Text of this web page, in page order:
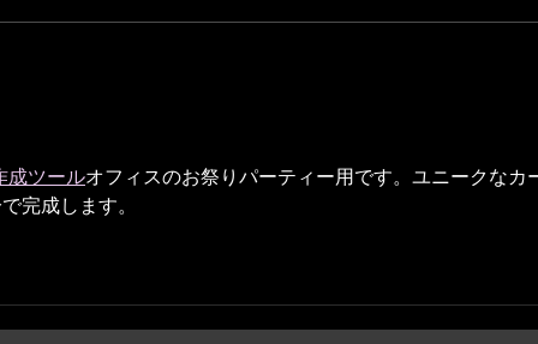
成ツールオフィスのお祭りパーティー用です。ユニークなカ
完成します。